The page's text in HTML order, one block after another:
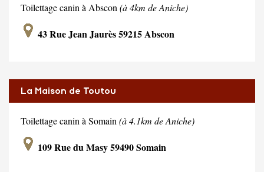
Toilettage canin à Abscon (à 4km de Aniche)
43 Rue Jean Jaurès 59215 Abscon
La Maison de Toutou
Toilettage canin à Somain (à 4.1km de Aniche)
109 Rue du Masy 59490 Somain